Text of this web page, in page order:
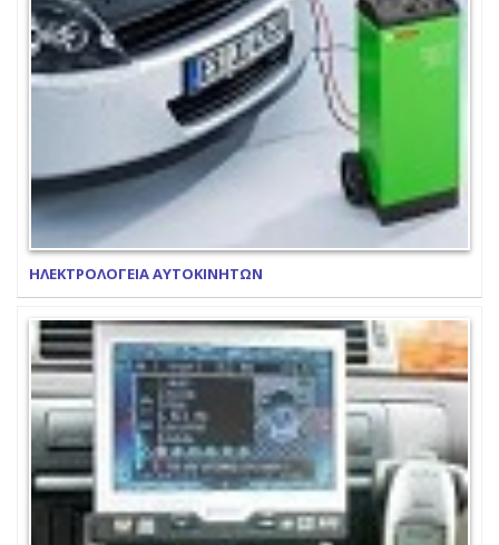
ΗΛΕΚΤΡΟΛΟΓΕΙΑ ΑΥΤΟΚΙΝΗΤΩΝ